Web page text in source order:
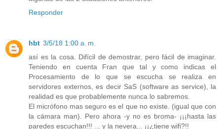
Responder
hbt 3/5/18 1:00 a. m.
así es la cosa. Difícil de demostrar, pero fácil de imaginar.
Teniendo en cuenta Fran que tal y como indicas el
Procesamiento de lo que se escucha se realiza en
servidores externos, es decir SaS (software as service), la
realidad es que probablemente nunca lo sabremos.
El micrófono mas seguro es el que no existe. (igual que con
la cámara man). Pero ahora -y no es broma- ¡¡¡hasta las
paredes escuchan!!! ... y la nevera... ¡¡¿tiene wifi?!!